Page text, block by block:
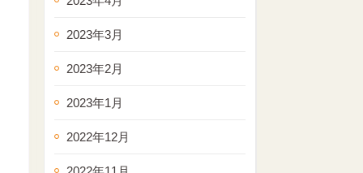
2023年3月
2023年2月
2023年1月
2022年12月